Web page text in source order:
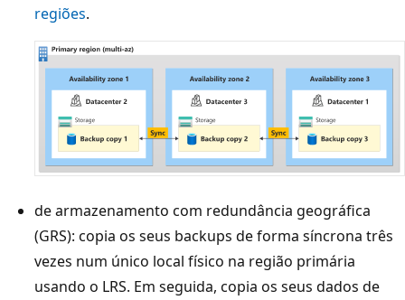
regiões.
de armazenamento com redundância geográfica
(GRS): copia os seus backups de forma síncrona três
vezes num único local físico na região primária
usando o LRS. Em seguida, copia os seus dados de